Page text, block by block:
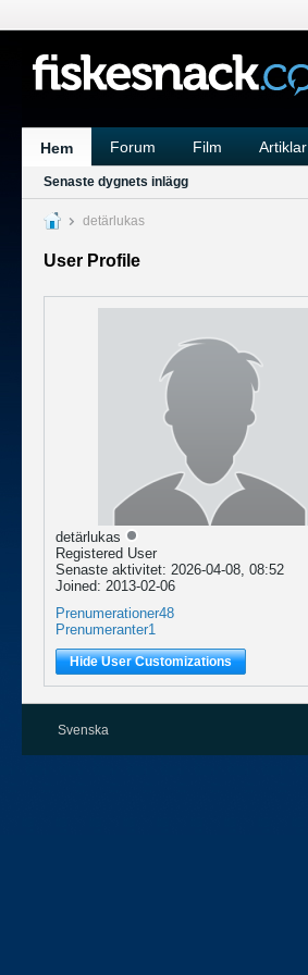
Hem Forum Film Artiklar
Senaste dygnets inlägg
detärlukas
User Profile
detärlukas
Registered User
Senaste aktivitet: 2026-04-08, 08:52
Joined: 2013-02-06
Prenumerationer48
Prenumeranter1
Hide User Customizations
Svenska